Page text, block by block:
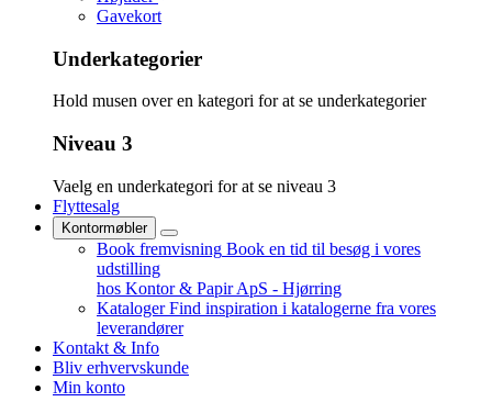
Gavekort
Underkategorier
Hold musen over en kategori for at se underkategorier
Niveau 3
Vaelg en underkategori for at se niveau 3
Flyttesalg
Kontormøbler
Book fremvisning Book en tid til besøg i vores
udstilling
hos Kontor & Papir ApS - Hjørring
Kataloger Find inspiration i katalogerne fra vores
leverandører
Kontakt & Info
Bliv erhvervskunde
Min konto